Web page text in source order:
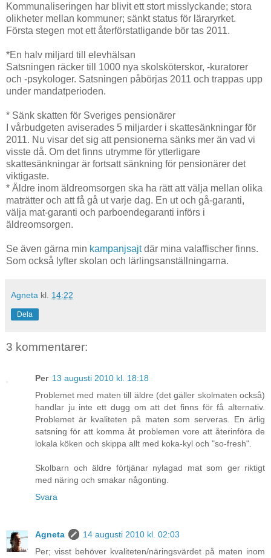
Kommunaliseringen har blivit ett stort misslyckande; stora
olikheter mellan kommuner; sänkt status för läraryrket.
Första stegen mot ett återförstatligande bör tas 2011.
*En halv miljard till elevhälsan
Satsningen räcker till 1000 nya skolsköterskor, -kuratorer
och -psykologer. Satsningen påbörjas 2011 och trappas upp
under mandatperioden.
* Sänk skatten för Sveriges pensionärer
I vårbudgeten aviserades 5 miljarder i skattesänkningar för
2011. Nu visar det sig att pensionerna sänks mer än vad vi
visste då. Om det finns utrymme för ytterligare
skattesänkningar är fortsatt sänkning för pensionärer det
viktigaste.
* Äldre inom äldreomsorgen ska ha rätt att välja mellan olika
maträtter och att få gå ut varje dag. En ut och gå-garanti,
välja mat-garanti och parboendegaranti införs i
äldreomsorgen.
Se även gärna min kampanjsajtdär mina valaffischer finns.
Som också lyfter skolan och lärlingsanställningarna.
Agneta kl. 14:22
Dela
3 kommentarer:
Per 13 augusti 2010 kl. 18:18
Problemet med maten till äldre (det gäller skolmaten också)
handlar ju inte ett dugg om att det finns för få alternativ.
Problemet är kvaliteten på maten som serveras. En ärlig
satsning för att komma åt problemen vore att återinföra de
lokala köken och skippa allt med koka-kyl och "so-fresh".
Skolbarn och äldre förtjänar nylagad mat som ger riktigt
med näring och smakar någonting.
Svara
Agneta
14 augusti 2010 kl. 02:03
Per; visst behöver kvaliteten/näringsvärdet på maten inom